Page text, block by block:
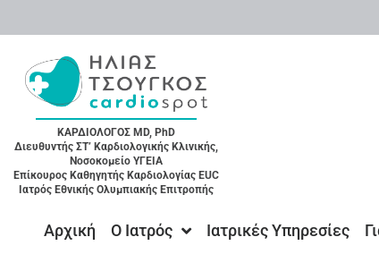
ΚΑΡΔΙΟΛΟΓΟΣ MD, PhD
Διευθυντής ΣΤ’ Καρδιολογικής Κλινικής,
Νοσοκομείο ΥΓΕΙΑ
Επίκουρος Καθηγητής Καρδιολογίας EUC
Ιατρός Εθνικής Ολυμπιακής Επιτροπής
Αρχική Ο Ιατρός Ιατρικές Υπηρεσίες